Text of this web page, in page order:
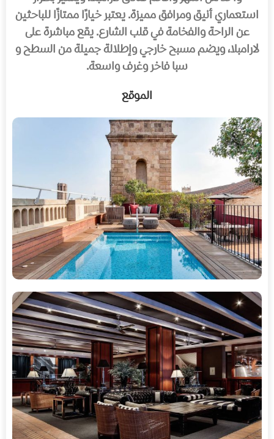
استعماري أنيق ومرافق مميزة. يعتبر خيارًا ممتازًا للباحثين
عن الراحة والفخامة في قلب الشارع. يقع مباشرة على
لارامبلا، ويضم مسبح خارجي وإطلالة جميلة من السطح و
سبا فاخر وغرف واسعة.
الموقع